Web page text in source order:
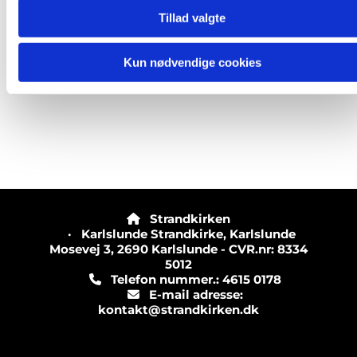
Tillad valgte
Kun nødvendige cookies

Strandkirken
· Karlslunde Strandkirke, Karlslunde
Mosevej 3, 2690 Karlslunde - CVR.nr: 8334
5012
Telefon nummer.: 4615 0178
E-mail adresse:
kontakt@strandkirken.dk